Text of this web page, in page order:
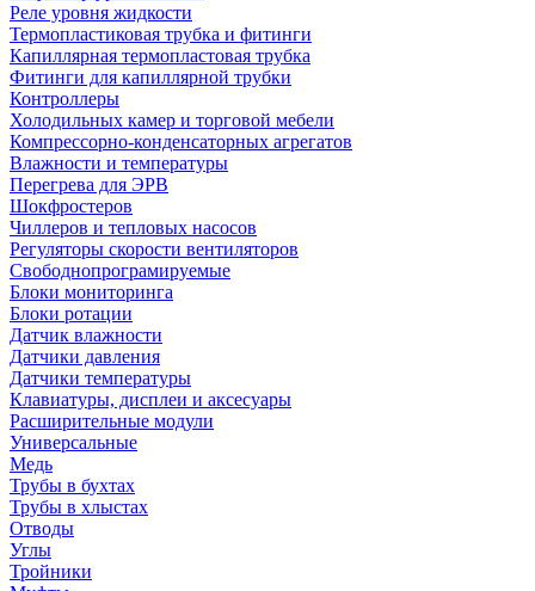
Реле уровня жидкости
Термопластиковая трубка и фитинги
Капиллярная термопластовая трубка
Фитинги для капиллярной трубки
Контроллеры
Холодильных камер и торговой мебели
Компрессорно-конденсаторных агрегатов
Влажности и температуры
Перегрева для ЭРВ
Шокфростеров
Чиллеров и тепловых насосов
Регуляторы скорости вентиляторов
Свободнопрограмируемые
Блоки мониторинга
Блоки ротации
Датчик влажности
Датчики давления
Датчики температуры
Клавиатуры, дисплеи и аксесуары
Расширительные модули
Универсальные
Медь
Трубы в бухтах
Трубы в хлыстах
Отводы
Углы
Тройники